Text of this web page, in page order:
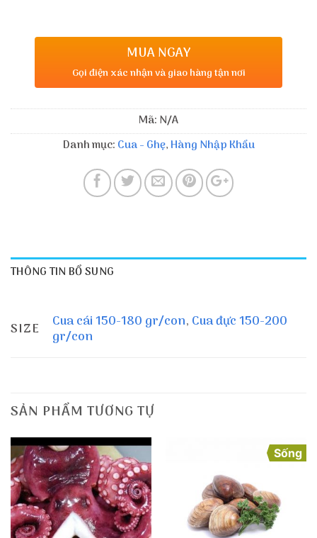
MUA NGAY
Gọi điện xác nhận và giao hàng tận nơi
Mã: N/A
Danh mục: Cua - Ghẹ, Hàng Nhập Khẩu
THÔNG TIN BỔ SUNG
SIZE Cua cái 150-180 gr/con, Cua đực 150-200
gr/con
SẢN PHẨM TƯƠNG TỰ
Sống